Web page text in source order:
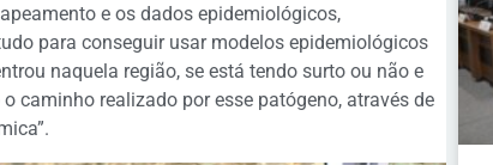
e os dados epidemiológicos,
para conseguir usar modelos epidemiológicos
naquela região, se está tendo surto ou não e
caminho realizado por esse patógeno, através de